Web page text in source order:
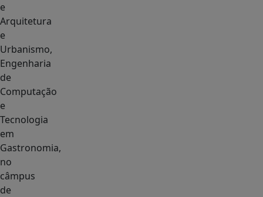
e
Arquitetura
e
Urbanismo,
Engenharia
de
Computação
e
Tecnologia
em
Gastronomia,
no
câmpus
de